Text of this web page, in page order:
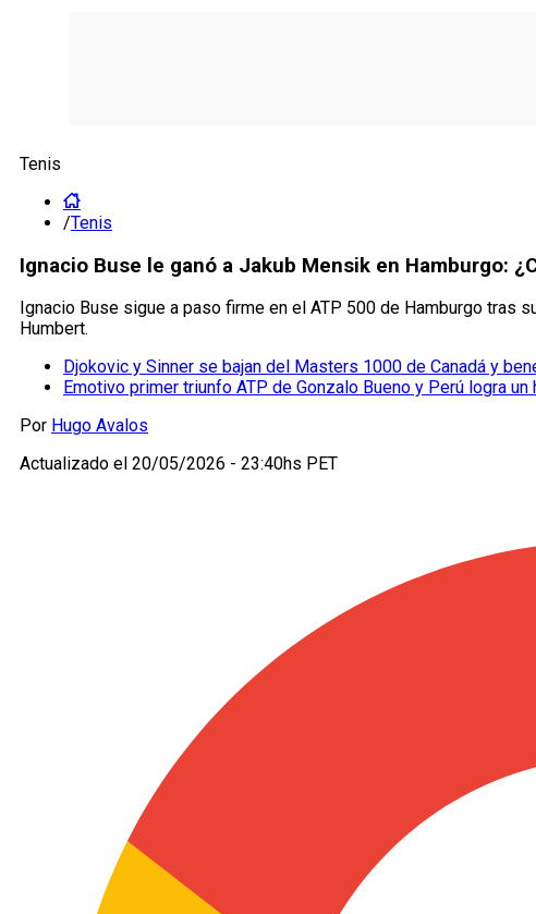
Tenis
/Tenis
Ignacio Buse le ganó a Jakub Mensik en Hamburgo:
Ignacio Buse sigue a paso firme en el ATP 500 de Hamburgo tras
Humbert.
Djokovic y Sinner se bajan del Masters 1000 de Canadá y
Emotivo primer triunfo ATP de Gonzalo Bueno y Perú logra
Por Hugo Avalos
Actualizado el 20/05/2026 - 23:40hs PET